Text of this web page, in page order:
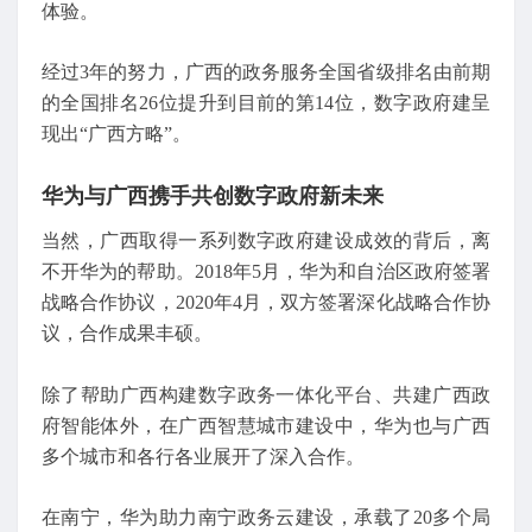
体验。
经过3年的努力，广西的政务服务全国省级排名由前期
的全国排名26位提升到目前的第14位，数字政府建呈
现出“广西方略”。
华为与广西携手共创数字政府新未来
当然，广西取得一系列数字政府建设成效的背后，离
不开华为的帮助。2018年5月，华为和自治区政府签署
战略合作协议，2020年4月，双方签署深化战略合作协
议，合作成果丰硕。
除了帮助广西构建数字政务一体化平台、共建广西政
府智能体外，在广西智慧城市建设中，华为也与广西
多个城市和各行各业展开了深入合作。
在南宁，华为助力南宁政务云建设，承载了20多个局